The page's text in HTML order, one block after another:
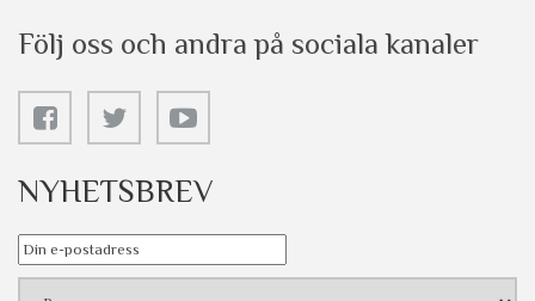
Följ oss och andra på sociala kanaler
NYHETSBREV